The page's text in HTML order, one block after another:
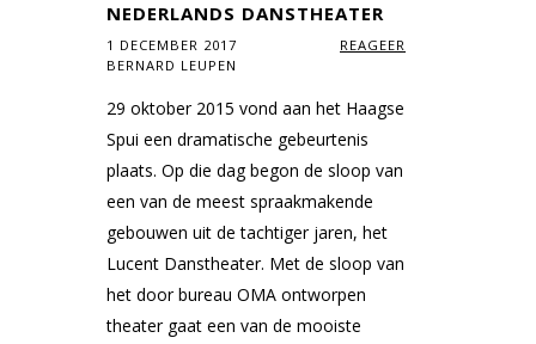
NEDERLANDS DANSTHEATER
1 DECEMBER 2017
REAGEER
BERNARD LEUPEN
29 oktober 2015 vond aan het Haagse
Spui een dramatische gebeurtenis
plaats. Op die dag begon de sloop van
een van de meest spraakmakende
gebouwen uit de tachtiger jaren, het
Lucent Danstheater. Met de sloop van
het door bureau OMA ontworpen
theater gaat een van de mooiste